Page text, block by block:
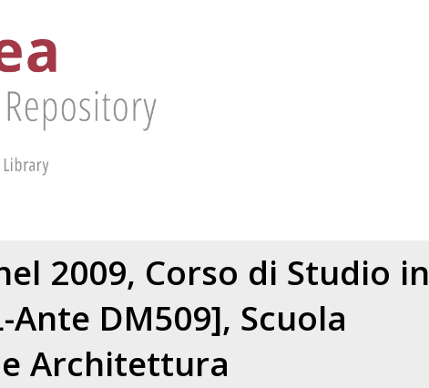
2009, Corso di Studio in
DM509], Scuola
Architettura